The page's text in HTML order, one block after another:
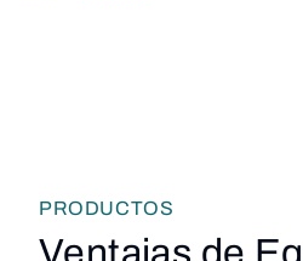
PRODUCTOS